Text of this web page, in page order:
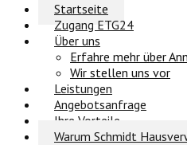
Startseite
Zugang ETG24
Über uns
Erfahre mehr über
Wir stellen uns vor
Leistungen
Angebotsanfrage
Ihre Vorteile
Warum Schmidt